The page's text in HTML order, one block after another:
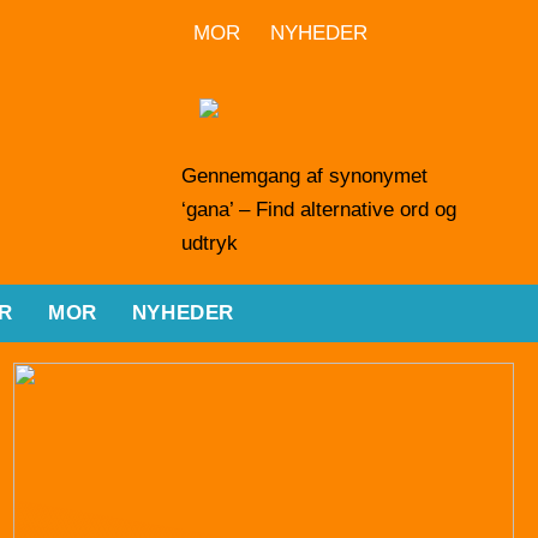
MOR
NYHEDER
Gennemgang af synonymet
‘gana’ – Find alternative ord og
udtryk
MOR NYHEDER